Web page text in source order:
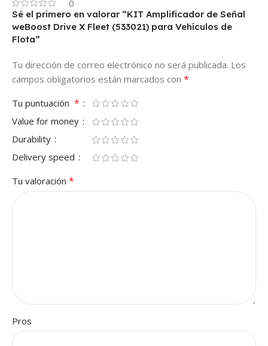
0
Sé el primero en valorar “KIT Amplificador de Señal
weBoost Drive X Fleet (533021) para Vehículos de
Flota”
Tu dirección de correo electrónico no será publicada. Los
campos obligatorios están marcados con *
Tu puntuación *
Value for money
Durability
Delivery speed
Tu valoración *
Pros